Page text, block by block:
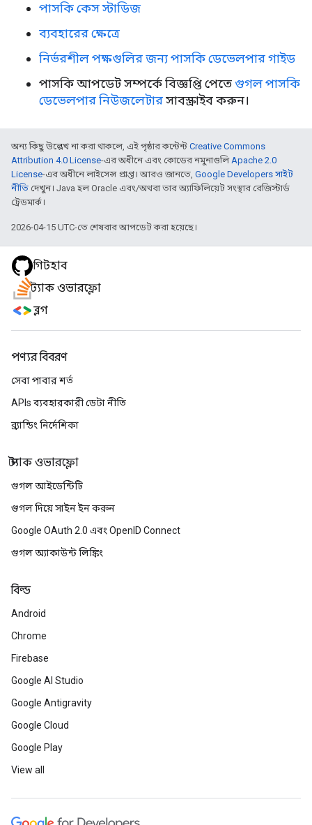
পাসকি কেস স্টাডিজ
ব্যবহারের ক্ষেত্রে
নির্ভরশীল পক্ষগুলির জন্য পাসকি ডেভেলপার গাইড
পাসকি আপডেট সম্পর্কে বিজ্ঞপ্তি পেতেগুগল পাসকি
ডেভেলপার নিউজলেটারসাবস্ক্রাইব করুন।
অন্য কিছু উল্লেখ না করা থাকলে, এই পৃষ্ঠার কন্টেন্ট Creative Commons
Attribution 4.0 License-এর অধীনে এবং কোডের নমুনাগুলিApache 2.0
License-এর অধীনে লাইসেন্স প্রাপ্ত। আরও জানতে, Google Developers সাইট
নীতি দেখুন। Java হল Oracle এবং/অথবা তার অ্যাফিলিয়েট সংস্থার রেজিস্টার্ড
ট্রেডমার্ক।
2026-04-15 UTC-তে শেষবার আপডেট করা হয়েছে।
গিটহাব
স্ট্যাক ওভারফ্লো
ব্লগ
পণ্যর বিবরণ
সেবা পাবার শর্ত
APIs ব্যবহারকারী ডেটা নীতি
ব্র্যান্ডিং নির্দেশিকা
স্ট্যাক ওভারফ্লো
গুগল আইডেন্টিটি
গুগল দিয়ে সাইন ইন করুন
Google OAuth 2.0 এবং OpenID Connect
গুগল অ্যাকাউন্ট লিঙ্কিং
বিল্ড
Android
Chrome
Firebase
Google AI Studio
Google Antigravity
Google Cloud
Google Play
View all